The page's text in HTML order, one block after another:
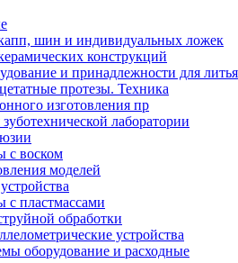
шин и индивидуальных ложек
конструкций
и принадлежности для литья
протезы. Техника
изготовления пр
лаборатории
с воском
моделей
с пластмассами
обработки
устройства
оборудование и расходные